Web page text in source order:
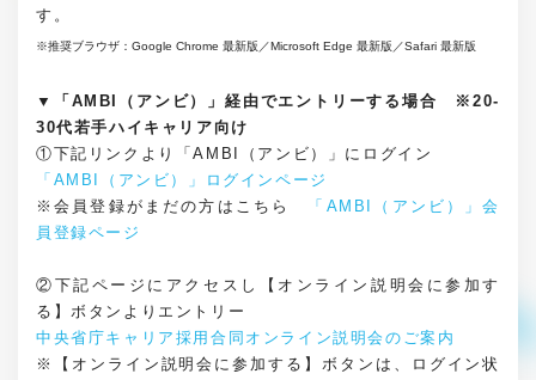
す。
※推奨ブラウザ：Google Chrome 最新版／Microsoft Edge 最新版／Safari 最新版
▼「AMBI（アンビ）」経由でエントリーする場合 ※20-
30代若手ハイキャリア向け
①下記リンクより「AMBI（アンビ）」にログイン
「AMBI（アンビ）」ログインページ
※会員登録がまだの方はこちら
「AMBI（アンビ）」会
員登録ページ
②下記ページにアクセスし【オンライン説明会に参加す
る】ボタンよりエントリー
中央省庁キャリア採用合同オンライン説明会のご案内
※【オンライン説明会に参加する】ボタンは、ログイン状